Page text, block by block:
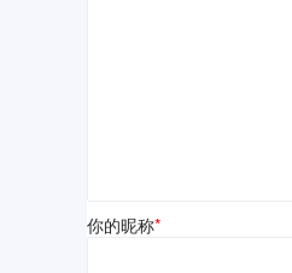
你的昵称*